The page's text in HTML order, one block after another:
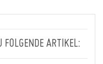
FOLGENDE ARTIKEL: